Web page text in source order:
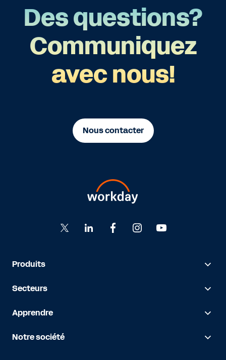
Des questions?
Communiquez
avec nous!
Nous contacter
Produits
Secteurs
Apprendre
Notre société